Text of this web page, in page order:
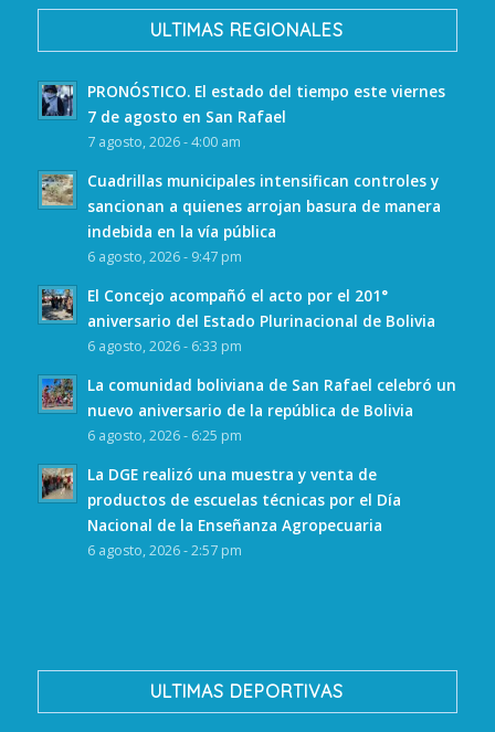
ULTIMAS REGIONALES
PRONÓSTICO. El estado del tiempo este viernes
7 de agosto en San Rafael
7 agosto, 2026 - 4:00 am
Cuadrillas municipales intensifican controles y
sancionan a quienes arrojan basura de manera
indebida en la vía pública
6 agosto, 2026 - 9:47 pm
El Concejo acompañó el acto por el 201°
aniversario del Estado Plurinacional de Bolivia
6 agosto, 2026 - 6:33 pm
La comunidad boliviana de San Rafael celebró un
nuevo aniversario de la república de Bolivia
6 agosto, 2026 - 6:25 pm
La DGE realizó una muestra y venta de
productos de escuelas técnicas por el Día
Nacional de la Enseñanza Agropecuaria
6 agosto, 2026 - 2:57 pm
ULTIMAS DEPORTIVAS